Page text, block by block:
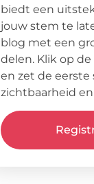
biedt een
jouw stem te
blog met een
delen. Klik op de
en zet de eerste
zichtbaarheid